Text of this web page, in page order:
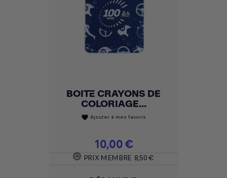
BOITE CRAYONS DE
COLORIAGE...
favorite Ajouter à mes favoris
Prix
10,00 €
PRIX MEMBRE 8,50 €